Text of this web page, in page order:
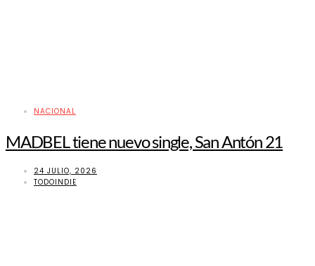
NACIONAL
MADBEL tiene nuevo single, San Antón 21
24 JULIO, 2026
TODOINDIE